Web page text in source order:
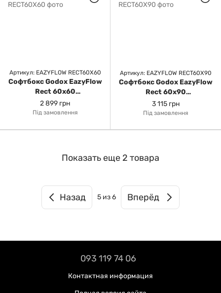
Артикул: EAZYFLOW RECT60X60
Софтбокс Godox EazyFlow
Rect 60x60
быстроскладной
2 899 грн
Під замовлення
Артикул: EAZYFLOW RECT60X90
Софтбокс Godox EazyFlow
Rect 60x90
быстроскладной
3 115 грн
Під замовлення
Показать еще 2 товара
Назад 5 из 6 Вперёд
093 119 74 06
Контактная информация